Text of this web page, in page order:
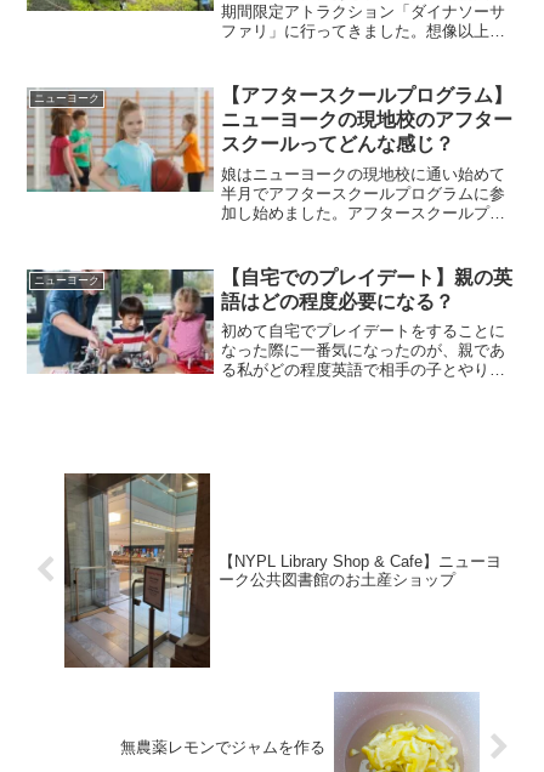
期間限定アトラクション「ダイナソーサ
ファリ」に行ってきました。想像以上に
たかのような気分になれるアトラクショ
ンでした。
ニューヨーク
【アフタースクールプログラム】
ニューヨークの現地校のアフター
スクールってどんな感じ？
娘はニューヨークの現地校に通い始めて
半月でアフタースクールプログラムに参
加し始めました。アフタースクールプロ
ースクールプログラムに参加して大丈夫
だったかなどをご紹介したいと思いま
す。
ニューヨーク
【自宅でのプレイデート】親の英
語はどの程度必要になる？
初めて自宅でプレイデートをすることに
なった際に一番気になったのが、親であ
る私がどの程度英語で相手の子とやり取
【NYPL Library Shop & Cafe】ニューヨ
ーク公共図書館のお土産ショップ
無農薬レモンでジャムを作る